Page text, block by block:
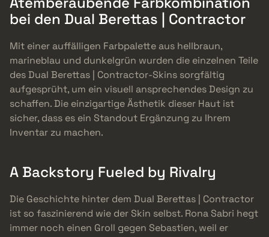
bei den Dual Berettas | Contractor
Mit einer auffälligen Farbpalette aus hellbraun,
marineblau und dunkelgrün wurden die einzelnen Teile
des Dual Berettas | Contractor-Skins sorgfältig
aufgesprüht, um ein visuell ansprechendes Design zu
schaffen. Die einzigartige Ästhetik dieser Haut ist
sicher, dass es ein Standout Ergänzung zu Ihrem
Inventar zu machen.
A Backstory Fueled by Rivalry
Die Geschichte hinter dem Dual Berettas | Contractor
ist so faszinierend wie der Skin selbst. Rona Sabri hegt
immer noch einen Groll gegen Sebastien, weil er